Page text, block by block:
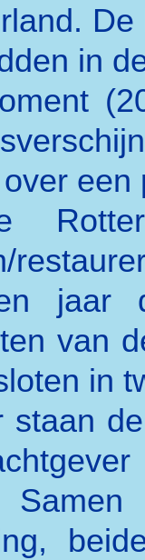
in
jaar
van
in
staan